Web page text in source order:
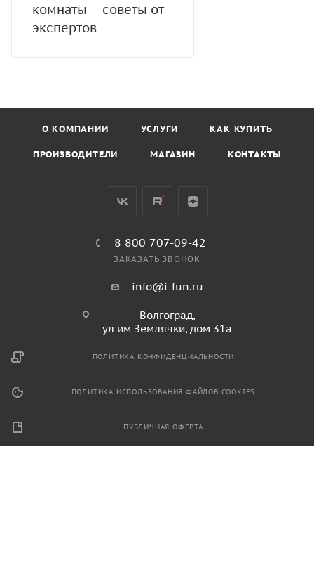
комнаты – советы от
экспертов
О КОМПАНИИ УСЛУГИ КАК КУПИТЬ
ПРОИЗВОДИТЕЛИ МАГАЗИН КОНТАКТЫ
8 800 707-09-42
ЗАКАЗАТЬ ЗВОНОК
info@i-fun.ru
Волгоград,
ул им Землячки, дом 31а
ПОЛИТИКА КОНФИДЕНЦИАЛЬНОСТИ
ПОЛИТИКА ИСПОЛЬЗОВАНИЯ ФАЙЛОВ COOKIES
ПУБЛИЧНАЯ ОФЕРТА